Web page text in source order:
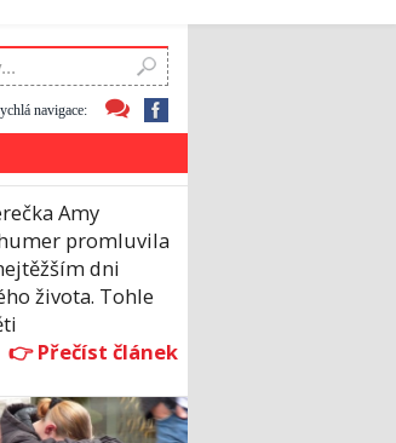
navigace:
Amy
promluvila
dni
života. Tohle